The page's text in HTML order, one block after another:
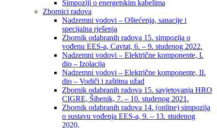
Simpoziji o energetskim kabelima
Zbornici radova
Nadzemni vodovi – Oštećenja, sanacije i
specijalna rješenja
Zbornik odabranih radova 15. simpozija o
vođenu EES-a, Cavtat, 6. – 9. studenog 2022.
Nadzemni vodovi – Električne komponente, I.
dio – Izolacija
Nadzemni vodovi – Električne komponente, II.
dio – Vodiči i zaštitna užad
Zbornik odabranih radova 15. savjetovanja HRO
CIGRE, Šibenik, 7. – 10. studenog 2021.
Zbornik odabranih radova 14. (online) simpozija
o sustavu vođenja EES-a, 9. – 13. studenog
2020.